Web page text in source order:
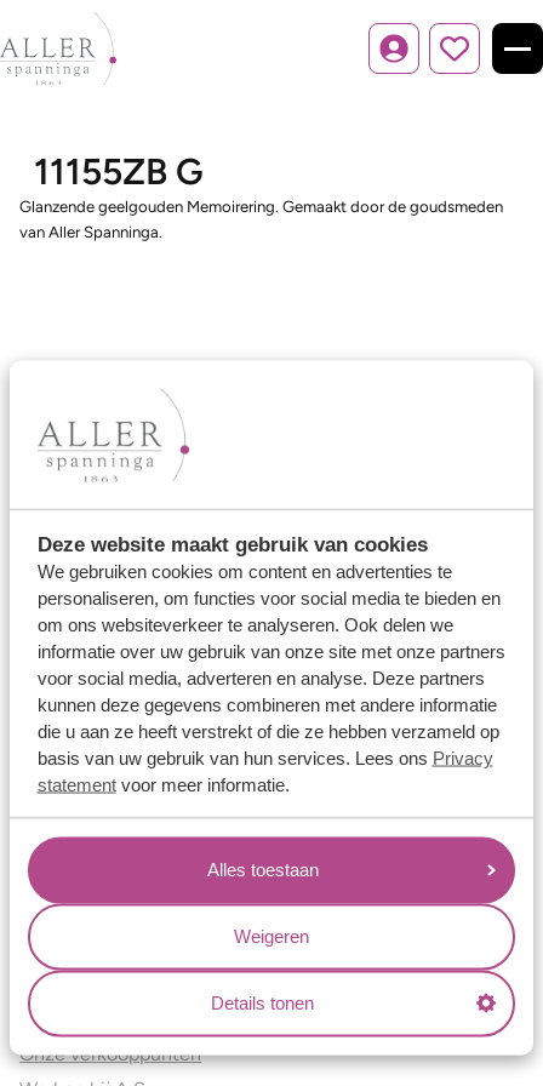
Deze website maakt gebruik van cookies
We gebruiken cookies om content en advertenties te
personaliseren, om functies voor social media te bieden en
om ons websiteverkeer te analyseren. Ook delen we
informatie over uw gebruik van onze site met onze partners
voor social media, adverteren en analyse. Deze partners
kunnen deze gegevens combineren met andere informatie
die u aan ze heeft verstrekt of die ze hebben verzameld op
basis van uw gebruik van hun services. Lees ons Privacy
statementvoor meer informatie.
Alles toestaan
Weigeren
Details tonen
Inloggen
11155ZB G
Glanzende geelgouden Memoirering. Gemaakt door de goudsmeden
van Aller Spanninga.
Ons aanbod
Trouwringen
Memoireringen
Verlovingsringen
Vriendschapsringen
Over ons
Aller Spanninga
Historie
Certificaten
Blogs
Jouw voordelen
Conflictvrije Materialen
Oneindig veel mogelijkheden
Kwaliteit
Juweliers & Contact
Onze verkooppunten